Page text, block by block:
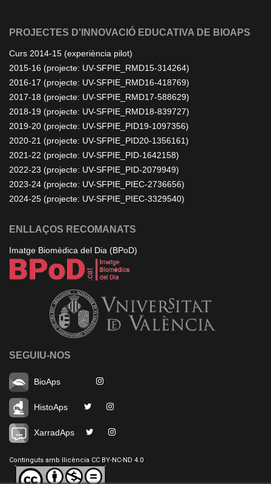
PROJECTES D'INNOVACIÓ EDUCATIVA DE BIOAPS
Curs 2014-15 (experiència pilot)
2015-16 (projecte: UV-SFPIE_RMD15-314264)
2016-17 (projecte: UV-SFPIE_RMD16-418769)
2017-18 (projecte: UV-SFPIE_RMD17-588629)
2018-19 (projecte: UV-SFPIE_RMD18-839727)
2019-20 (projecte: UV-SFPIE_PID19-1097356)
2020-21 (projecte: UV-SFPIE_PID20-1356161)
2021-22 (projecte: UV-SFPIE_PID-1642158)
2022-23 (projecte: UV-SFPIE_PID-2079949)
2023-24 (projecte: UV-SFPIE_PIEC-2736656)
2024-25 (projecte: UV-SFPIE_PIEC-3329540)
ENLLAÇOS RECOMANATS
Imatge Biomèdica del Dia (BPoD)
SEGUIU-NOS
BioAps
HistoAps
XarradAps
Continguts amb llicència CC BY-NC-ND 4.0